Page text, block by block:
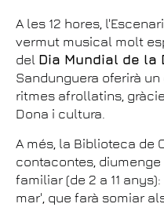
A les 12 hores,
vermut musical molt
del Dia Mundial de la
Sandunguera oferirà
ritmes afrollatins,
Dona i cultura.
A més, la Biblioteca de
contacontes, diumenge
familiar (de 2 a 11
mar', que farà somiar